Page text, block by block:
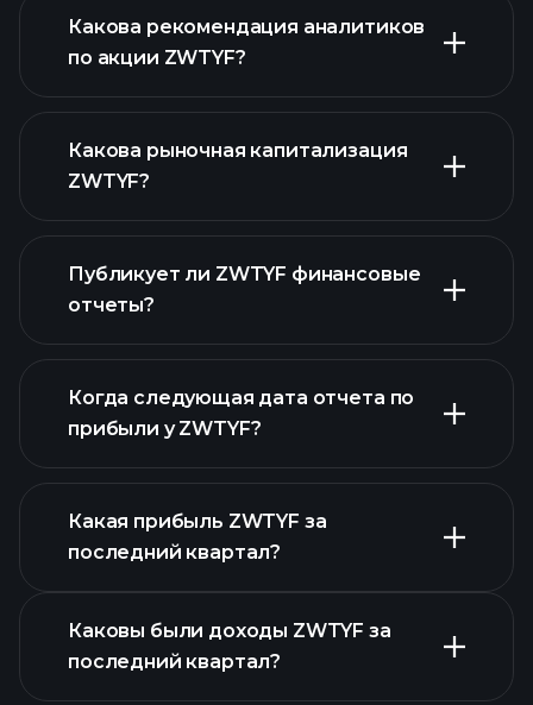
ZWTYF графике
Какова рекомендация аналитиков
по акции ZWTYF?
Какова рыночная капитализация
ZWTYF?
наш список акций
Публикует ли ZWTYF финансовые
отчеты?
финансовые отчеты ZWTYF
Когда следующая дата отчета по
прибыли у ZWTYF?
Какая прибыль ZWTYF за
последний квартал?
Каковы были доходы ZWTYF за
последний квартал?